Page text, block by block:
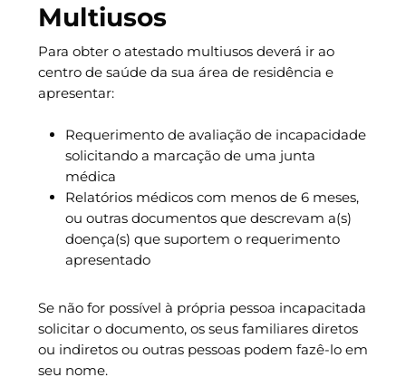
Multiusos
Para obter o atestado multiusos deverá ir ao
centro de saúde da sua área de residência e
apresentar:
Requerimento de avaliação de incapacidade
solicitando a marcação de uma junta
médica
Relatórios médicos com menos de 6 meses,
ou outras documentos que descrevam a(s)
doença(s) que suportem o requerimento
apresentado
Se não for possível à própria pessoa incapacitada
solicitar o documento, os seus familiares diretos
ou indiretos ou outras pessoas podem fazê-lo em
seu nome.